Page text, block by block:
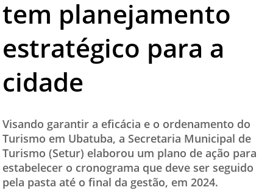
PARCEIROS
QUEM SOMOS - EQUIPE
CONTATO
tem planejamento
estratégico para a
cidade
Visando garantir a eficácia e o ordenamento do
Turismo em Ubatuba, a Secretaria Municipal de
Turismo (Setur) elaborou um plano de ação para
estabelecer o cronograma que deve ser seguido
pela pasta até o final da gestão, em 2024.